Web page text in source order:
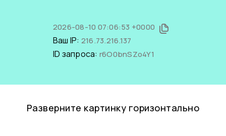
2026-08-10 07:06:53 +0000
Ваш IP: 216.73.216.137
ID запроса: r6O0bnSZo4Y1
Разверните картинку горизонтально